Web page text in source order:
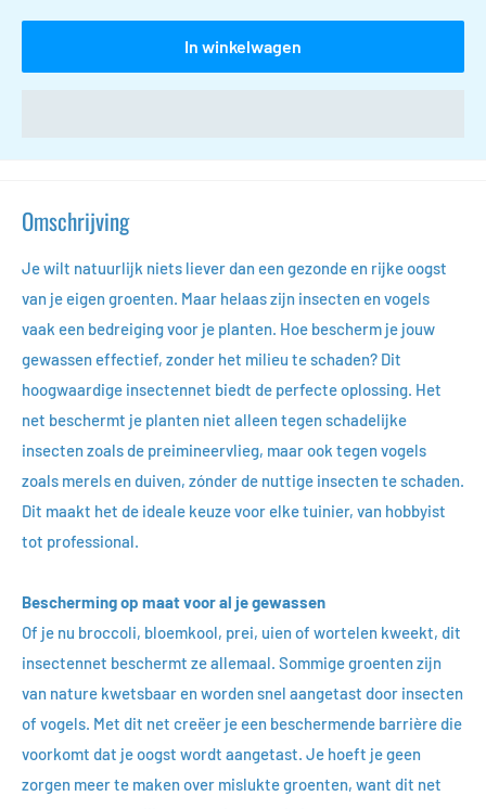
In winkelwagen
Omschrijving
Je wilt natuurlijk niets liever dan een gezonde en rijke oogst
van je eigen groenten. Maar helaas zijn insecten en vogels
vaak een bedreiging voor je planten. Hoe bescherm je jouw
gewassen effectief, zonder het milieu te schaden? Dit
hoogwaardige insectennet biedt de perfecte oplossing. Het
net beschermt je planten niet alleen tegen schadelijke
insecten zoals de preimineervlieg, maar ook tegen vogels
zoals merels en duiven, zónder de nuttige insecten te schaden.
Dit maakt het de ideale keuze voor elke tuinier, van hobbyist
tot professional.
Bescherming op maat voor al je gewassen
Of je nu broccoli, bloemkool, prei, uien of wortelen kweekt, dit
insectennet beschermt ze allemaal. Sommige groenten zijn
van nature kwetsbaar en worden snel aangetast door insecten
of vogels. Met dit net creëer je een beschermende barrière die
voorkomt dat je oogst wordt aangetast. Je hoeft je geen
zorgen meer te maken over mislukte groenten, want dit net